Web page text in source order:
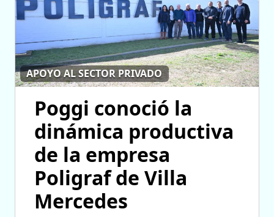
APOYO AL SECTOR PRIVADO
Poggi conoció la
dinámica productiva
de la empresa
Poligraf de Villa
Mercedes